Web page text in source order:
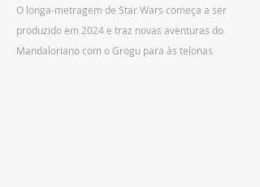
O longa-metragem de Star Wars começa a ser
produzido em 2024 e traz novas aventuras do
Mandaloriano com o Grogu para às telonas